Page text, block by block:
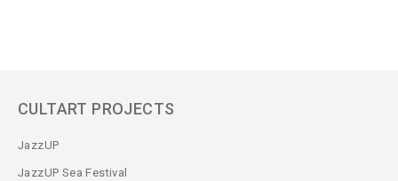
CULTART PROJECTS
JazzUP
JazzUP Sea Festival